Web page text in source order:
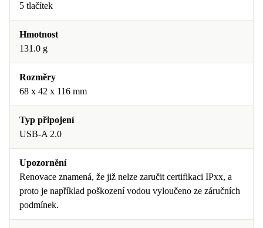
5 tlačítek
Hmotnost
131.0 g
Rozměry
68 x 42 x 116 mm
Typ připojení
USB-A 2.0
Upozornění
Renovace znamená, že již nelze zaručit certifikaci IPxx, a
proto je například poškození vodou vyloučeno ze záručních
podmínek.